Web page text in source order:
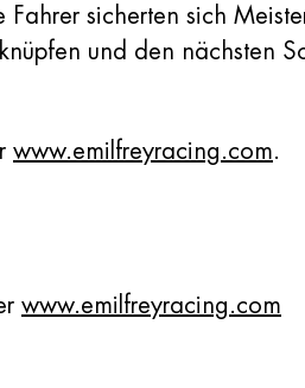
sicherten sich
und den nächsten
www.emilfreyracing.com.
www.emilfreyracing.com